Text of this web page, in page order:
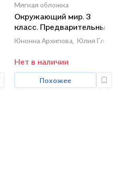
Мягкая обложка
Окружающий мир. 3
класс. Предварительный
контроль. Текущий
контроль. Итоговый
контроль
Юнонна Архипова, Юлия
Нет в наличии
Похожее